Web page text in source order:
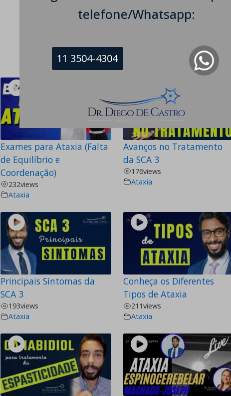
telefone/Whatsapp:
11 3504-4304
Exames para Ataxia (Falta
de Equilíbrio e
Coordenação)
232views
Ataxia
Avanços no Tratamento
da SCA 3
176views
Ataxia
Principais Sintomas da
SCA 3
193views
Ataxia
Conheça os Diferentes
Tipos de Ataxia
211views
Ataxia